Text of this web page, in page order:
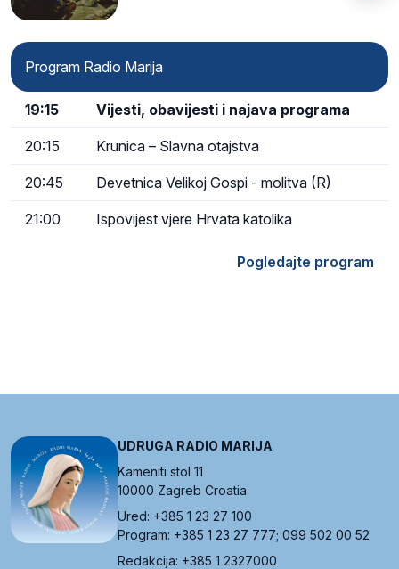
Program Radio Marija
19:15 Vijesti, obavijesti i najava programa
20:15 Krunica – Slavna otajstva
20:45 Devetnica Velikoj Gospi - molitva (R)
21:00 Ispovijest vjere Hrvata katolika
Pogledajte program
UDRUGA RADIO MARIJA
Kameniti stol 11
10000 Zagreb Croatia
Ured: +385 1 23 27 100
Program: +385 1 23 27 777; 099 502 00 52
Redakcija: +385 1 2327000